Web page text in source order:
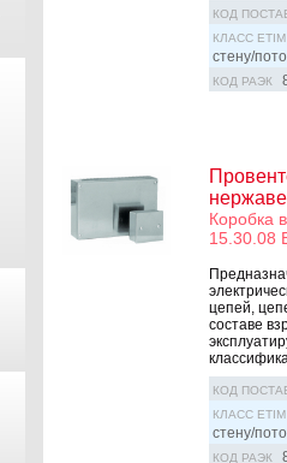
КОД
КЛАСС ETIM
стену/
КОД РАЭК
Коробка
15.30.08
цепей,
составе
КОД
КЛАСС ETIM
стену/
КОД РАЭК